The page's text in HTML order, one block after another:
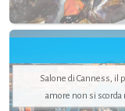
Salone di Canness, il
amore non si scorda